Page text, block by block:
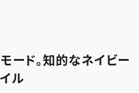
ード。知的なネイビー
ル